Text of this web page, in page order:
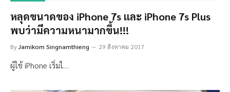
หลุดขนาดของ iPhone 7s และ iPhone 7s Plus
พบว่ามีความหนามากขึ้น!!!
ByJamikorn Singnamthieng 29 สิงหาคม 2017
ผู้ใช้ iPhone เริ่มใ…